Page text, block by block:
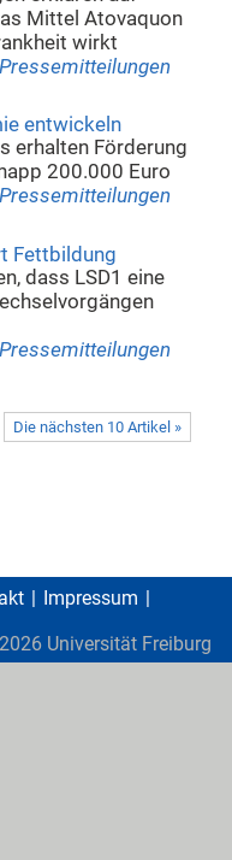
Mittel Atovaquon
wirkt
Pressemitteilungen
entwickeln
erhalten Förderung
200.000 Euro
Pressemitteilungen
Fettbildung
dass LSD1 eine
Pressemitteilungen
Die nächsten 10 Artikel »
Impressum
2026 Universität Freiburg